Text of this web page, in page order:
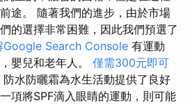
途。 隨著我們的進步，由於市場
的選擇非常困難，因此我們預選了
Google Search Console 有運動
嬰兒和老年人。 僅需300元即可
防水防曬霜為水生活動提供了良好
項將SPF滴入眼睛的運動，則可能